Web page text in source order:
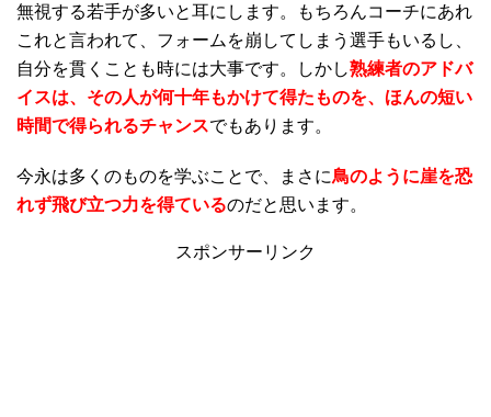
無視する若手が多いと耳にします。もちろんコーチにあれ
これと言われて、フォームを崩してしまう選手もいるし、
自分を貫くことも時には大事です。しかし熟練者のアドバ
イスは、その人が何十年もかけて得たものを、ほんの短い
時間で得られるチャンスでもあります。
今永は多くのものを学ぶことで、まさに鳥のように崖を恐
れず飛び立つ力を得ているのだと思います。
スポンサーリンク